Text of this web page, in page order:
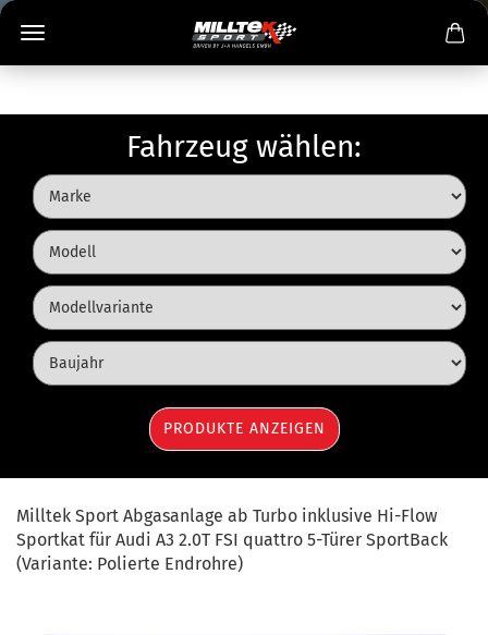
Fahrzeug wählen:
Milltek Sport Abgasanlage ab Turbo inklusive Hi-Flow
Sportkat für Audi A3 2.0T FSI quattro 5-Türer SportBack
(Variante: Polierte Endrohre)